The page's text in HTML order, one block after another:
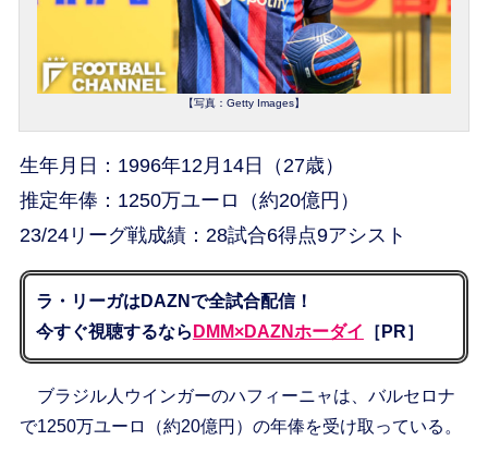
【写真：Getty Images】
生年月日：1996年12月14日（27歳）
推定年俸：1250万ユーロ（約20億円）
23/24リーグ戦成績：28試合6得点9アシスト
ラ・リーガはDAZNで全試合配信！
今すぐ視聴するなら DMM×DAZNホーダイ ［PR］
ブラジル人ウインガーのハフィーニャは、バルセロナ
で1250万ユーロ（約20億円）の年俸を受け取っている。